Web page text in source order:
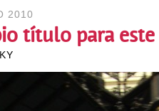
2010
título para